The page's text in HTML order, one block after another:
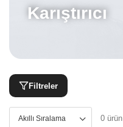
Karıştırıcı
Filtreler
0 ürün